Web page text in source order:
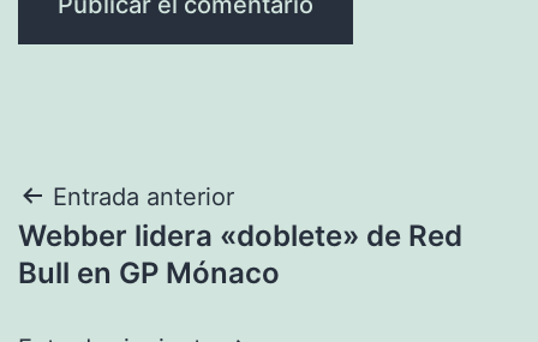
Navegación
de
Entrada anterior
Webber lidera «doblete» de Red
Bull en GP Mónaco